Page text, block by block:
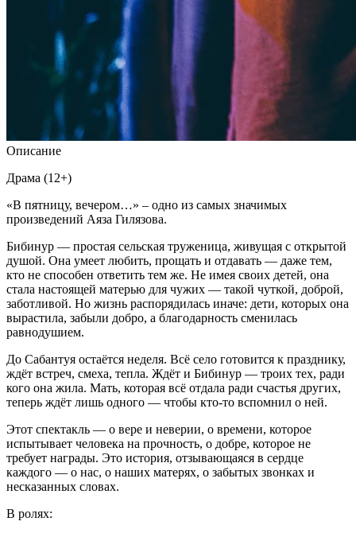
Описание
Драма (12+)
«В пятницу, вечером…» – одно из самых значимых
произведений Аяза Гилязова.
Бибинур — простая сельская труженица, живущая с открытой
душой. Она умеет любить, прощать и отдавать — даже тем,
кто не способен ответить тем же. Не имея своих детей, она
стала настоящей матерью для чужих — такой чуткой, доброй,
заботливой. Но жизнь распорядилась иначе: дети, которых она
вырастила, забыли добро, а благодарность сменилась
равнодушием.
До Сабантуя остаётся неделя. Всё село готовится к празднику,
ждёт встреч, смеха, тепла. Ждёт и Бибинур — троих тех, ради
кого она жила. Мать, которая всё отдала ради счастья других,
теперь ждёт лишь одного — чтобы кто-то вспомнил о ней.
Этот спектакль — о вере и неверии, о времени, которое
испытывает человека на прочность, о добре, которое не
требует награды. Это история, отзывающаяся в сердце
каждого — о нас, о наших матерях, о забытых звонках и
несказанных словах.
В ролях: